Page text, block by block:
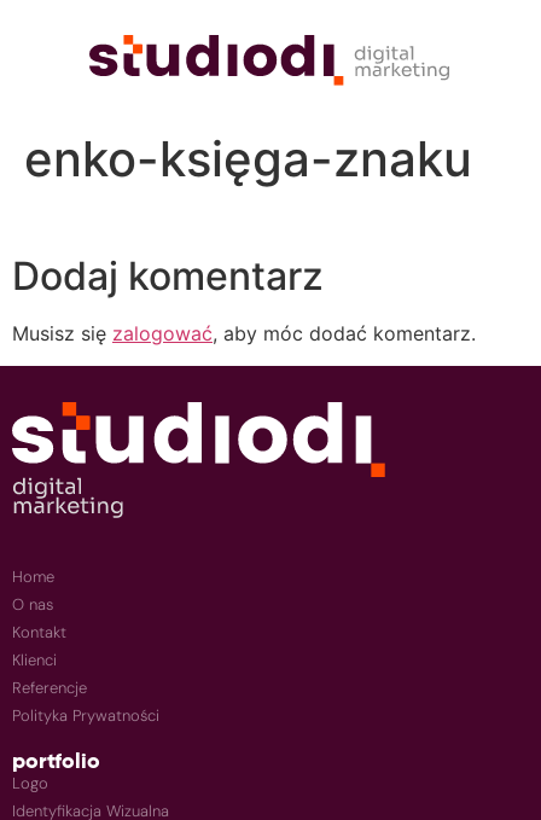
enko-księga-znaku
Dodaj komentarz
Musisz się zalogować, aby móc dodać komentarz.
Home
O nas
Kontakt
Klienci
Referencje
Polityka Prywatności
portfolio
Logo
Identyfikacja Wizualna